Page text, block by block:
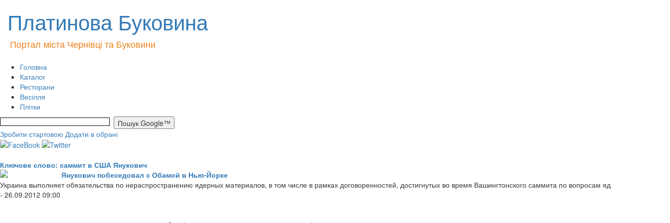
Платинова Буковина
Портал міста Чернівці та Буковини
Головна
Каталог
Ресторани
Весілля
Плітки
Зробити стартовою Додати в обрані
Ключове слово: саммит в США Янукович
Янукович побеседовал с Обамой в Нью-Йорке
Украина выполняет обязательства по нераспространению ядерных материалов, в том числе в рамках договоренностей, достигнутых во время Вашингтонского саммита по вопросам яд
- 26.09.2012 09:00